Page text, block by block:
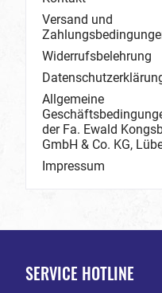
Versand und
Widerrufsbelehrung
Allgemeine
der Fa. Ewald
GmbH & Co. KG,
Impressum
SERVICE HOTLINE